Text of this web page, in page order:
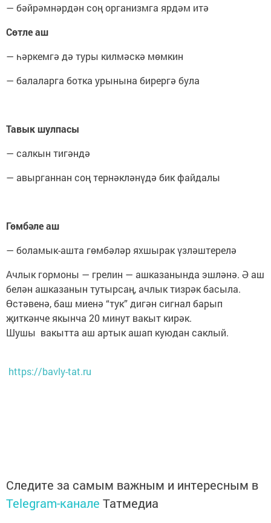
— бәйрәмнәрдән соң организмга ярдәм итә
Сөтле аш
— һәркемгә дә туры килмәскә мөмкин
— балаларга ботка урынына бирергә була
Тавык шулпасы
— салкын тигәндә
— авырганнан соң тернәкләнүдә бик файдалы
Гөмбәле аш
— боламык-ашта гөмбәләр яхшырак үзләштерелә
Ачлык гормоны — грелин — ашказанында эшләнә. Ә аш
белән ашказанын тутырсаң, ачлык тизрәк басыла.
Өстәвенә, баш миенә “тук” дигән сигнал барып
җиткәнче якынча 20 минут вакыт кирәк.
Шушы вакытта аш артык ашап куюдан саклый.
https://bavly-tat.ru
Следите за самым важным и интересным в
Telegram-канале Татмедиа